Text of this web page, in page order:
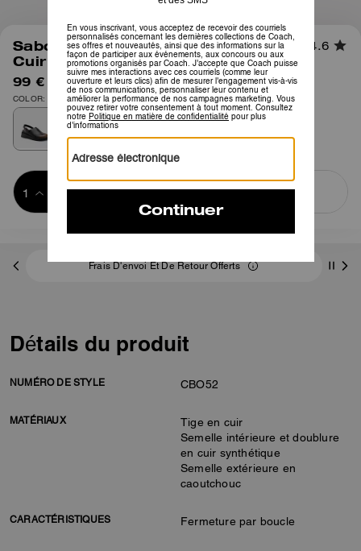
1/6
Sabot Sculpté Plateforme C En
Cuir Loved
4.6
99 € 195 €
COLOR: Noir
Ajouter au
Frais D'envoi Et De Retour Offerts
Détails du produit
NUMÉRO DE STYLE CBO52
MATÉRIAUX
Tige en cuir
Semelle intérieure et doublure
en cuir synthétique
Semelle extérieure en
caoutchouc
CARACTÉRISTIQUES Fermeture par boucle